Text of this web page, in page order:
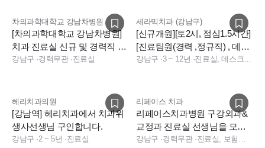
차의과학대학교 강남차병원
[차의과학대학교 강남차병원]
치과 진료실 신규 및 경력직 채
용 (종합병원)
강남구 ·경력무관·진료실
세라믹치과 (강남구)
[신규개원][토2시, 점심1.5시간]
[진료팀원(경력 ,정규직) , 데스
크 충원합니다]
강남구 ·3 ~ 12년 · 진료실, 데스크, 데스크, 전화응대(CS), 기타
헤리치과의원
[강남역] 헤리치과에서 치과위
생사선생님 구인합니다.
강남구 ·2 ~ 5년 ·진료실
리페이스 치과
리페이스치과병원 구강외과&
교정과 진료실 선생님을 모십
니다
강남구 ·경력무관· 진료실, 보험청구, 상담